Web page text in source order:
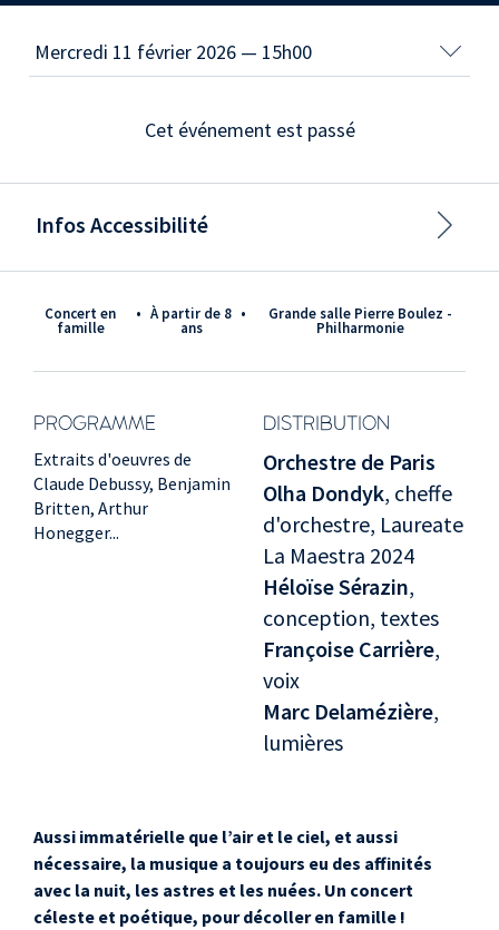
Concert en
famille
• à partir de 8
ans
• Grande salle Pierre Boulez -
Philharmonie
PROGRAMME DISTRIBUTION
Extraits d'oeuvres de
Claude Debussy, Benjamin
Britten, Arthur
Honegger...
Orchestre de Paris
Olha Dondyk, cheffe
d'orchestre, Laureate
La Maestra 2024
Héloïse Sérazin,
conception, textes
Françoise Carrière,
voix
Marc Delamézière,
lumières
Aussi immatérielle que l’air et le ciel, et aussi
nécessaire, la musique a toujours eu des affinités
avec la nuit, les astres et les nuées. Un concert
céleste et poétique, pour décoller en famille !
Cet événement est passé
Infos Accessibilité